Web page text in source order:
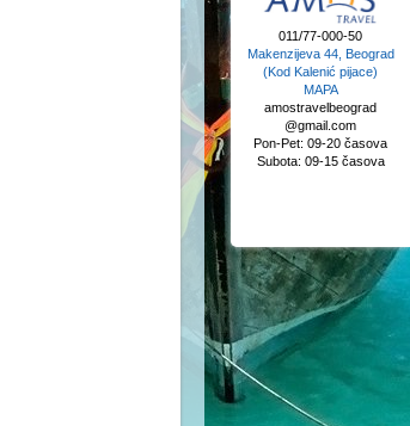
011/77-000-50
Makenzijeva 44, Beograd
(Kod Kalenić pijace)
MAPA
amostravelbeograd
@gmail.com
Pon-Pet: 09-20 časova
Subota: 09-15 časova